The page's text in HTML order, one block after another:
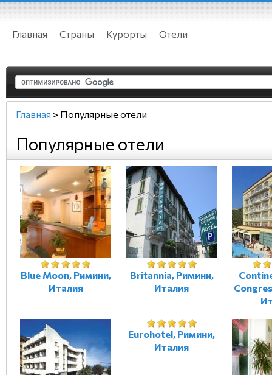
Главная Страны Курорты Отели
Главная > Популярные отели
Популярные отели
Blue Moon, Римини,
Италия
Britannia, Римини,
Италия
Eurohotel, Римини,
Италия